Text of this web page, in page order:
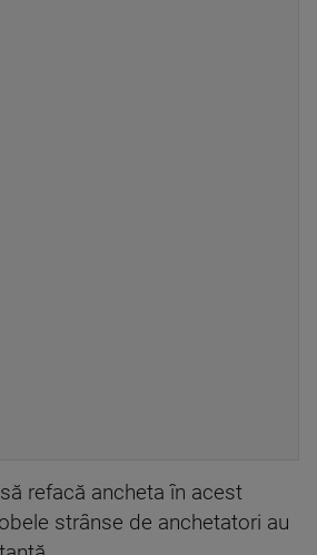
refacă ancheta în acest
strânse de anchetatori au